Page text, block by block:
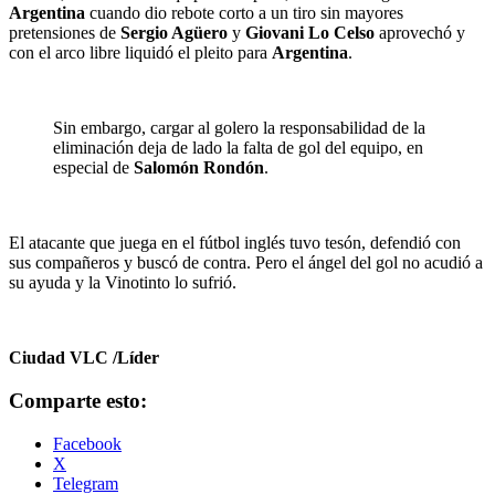
Argentina cuando dio rebote corto a un tiro sin mayores
pretensiones de Sergio Agüero y Giovani Lo Celso aprovechó y
con el arco libre liquidó el pleito para Argentina.
Sin embargo, cargar al golero la responsabilidad de la
eliminación deja de lado la falta de gol del equipo, en
especial de Salomón Rondón.
El atacante que juega en el fútbol inglés tuvo tesón, defendió con
sus compañeros y buscó de contra. Pero el ángel del gol no acudió a
su ayuda y la Vinotinto lo sufrió.
Ciudad VLC /Líder
Comparte esto:
Facebook
X
Telegram